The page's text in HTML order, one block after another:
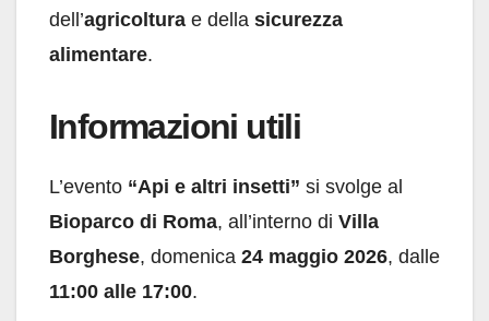
dell’agricoltura e della sicurezza
alimentare.
Informazioni utili
L’evento “Api e altri insetti” si svolge al
Bioparco di Roma, all’interno di Villa
Borghese, domenica 24 maggio 2026, dalle
11:00 alle 17:00.